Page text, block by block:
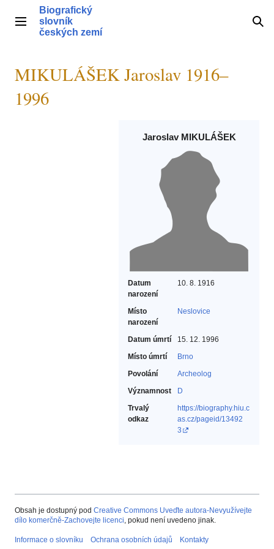
obsahHlavní menu
Biografický
slovník
českých zemí
MIKULÁŠEK Jaroslav 1916–
1996
Jaroslav MIKULÁŠEK
Datum
narození
10. 8. 1916
Místo
narození
Neslovice
Datum úmrtí
15. 12. 1996
Místo úmrtí
Brno
Povolání
Archeolog‎
Významnost
D
Trvalý
odkaz
https://biography.hiu.c
as.cz/pageid/13492
3
Obsah je dostupný pod Creative Commons Uveďte autora-Nevyužívejte
dílo komerčně-Zachovejte licenci, pokud není uvedeno jinak.
Informace o slovníku Ochrana osobních údajů Kontakty